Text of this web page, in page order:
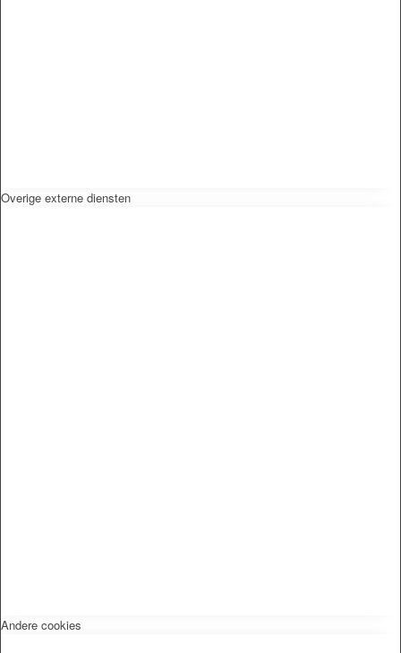
Overige externe diensten
Andere cookies